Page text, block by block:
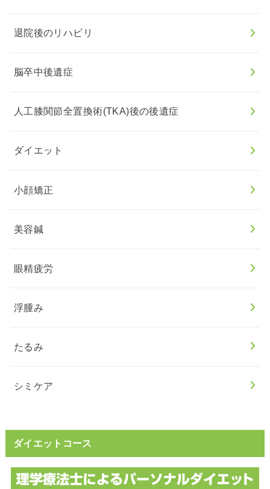
退院後のリハビリ
脳卒中後遺症
人工膝関節全置換術(TKA)後の後遺症
ダイエット
小顔矯正
美容鍼
眼精疲労
浮腫み
たるみ
シミケア
ダイエットコース